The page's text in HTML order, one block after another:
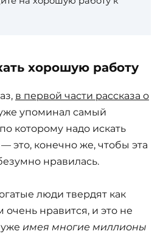
хорошую работу
в первой части рассказа о
упоминал самый
которому надо искать
это, конечно же, чтобы эта
нравилась.
люди твердят как
очень нравится, и это не
имея многие миллионы